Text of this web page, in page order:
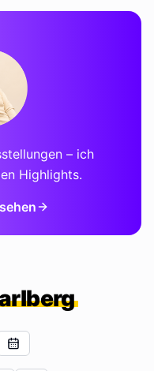
– ich
Highlights.